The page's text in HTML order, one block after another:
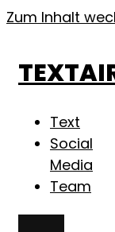
Zum Inhalt
Text
Social
Media
Team